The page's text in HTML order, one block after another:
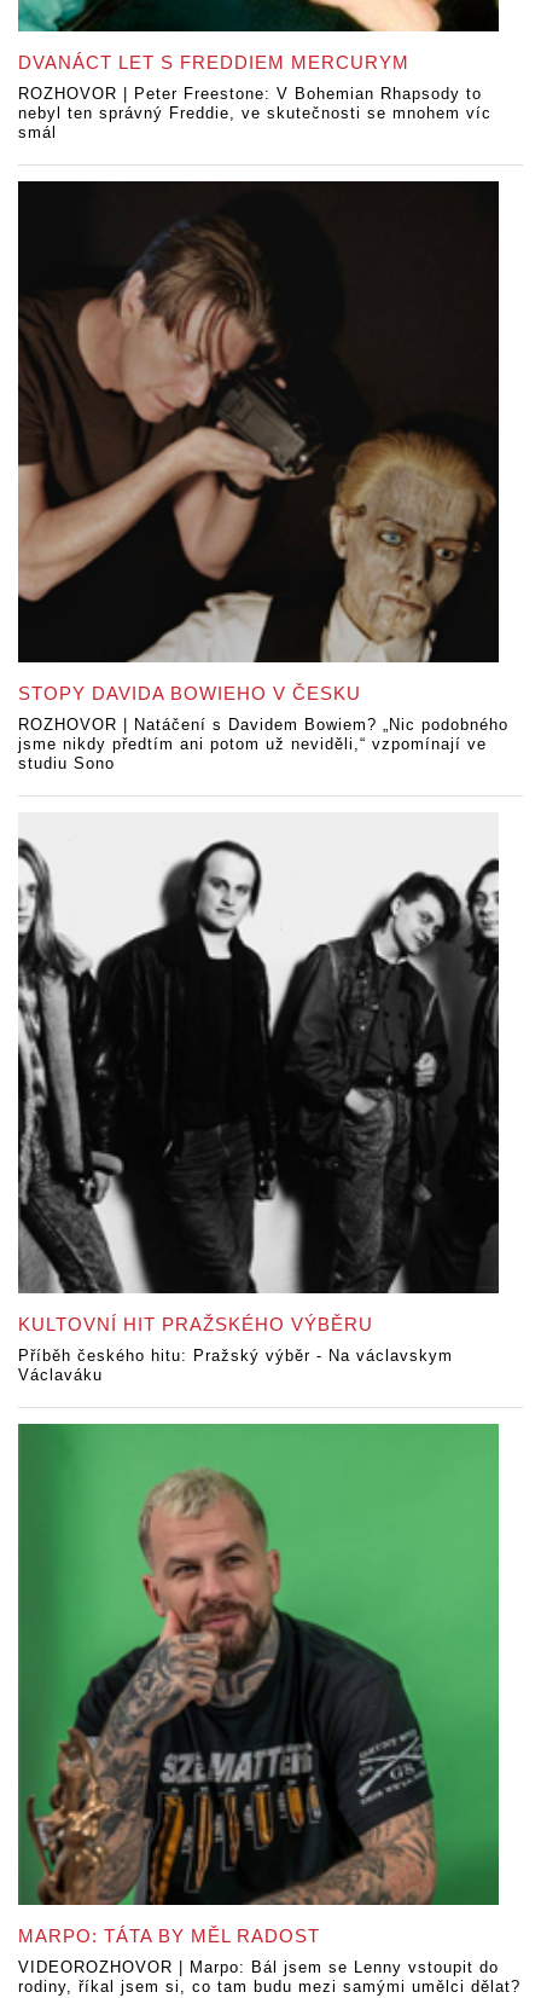
DVANÁCT LET S FREDDIEM MERCURYM
ROZHOVOR | Peter Freestone: V Bohemian Rhapsody to
nebyl ten správný Freddie, ve skutečnosti se mnohem víc
smál
STOPY DAVIDA BOWIEHO V ČESKU
ROZHOVOR | Natáčení s Davidem Bowiem? „Nic podobného
jsme nikdy předtím ani potom už neviděli,“ vzpomínají ve
studiu Sono
KULTOVNÍ HIT PRAŽSKÉHO VÝBĚRU
Příběh českého hitu: Pražský výběr - Na václavskym
Václaváku
MARPO: TÁTA BY MĚL RADOST
VIDEOROZHOVOR | Marpo: Bál jsem se Lenny vstoupit do
rodiny, říkal jsem si, co tam budu mezi samými umělci dělat?